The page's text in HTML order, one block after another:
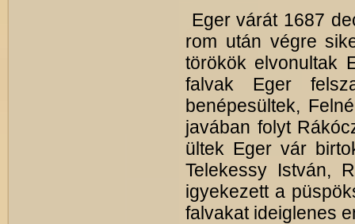
Eger várát 1687
rom után végre
törökök elvonultak
falvak Eger
benépesültek,
javában folyt
ültek Eger vár
Telekessy István,
igyekezett a
falvakat ideiglenes